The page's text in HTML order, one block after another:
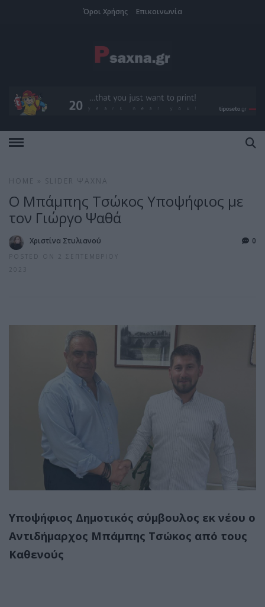
Όροι Χρήσης Επικοινωνία
HOME SLIDER ΨΑΧΝΆ
Ο Μπάμπης Τσώκος Υποψήφιος με
τον Γιώργο Ψαθά
Χριστίνα Στυλιανού
POSTED ON 2 ΣΕΠΤΕΜΒΡΊΟΥ
2023
0
Υποψήφιος Δημοτικός σύμβουλος εκ νέου ο
Αντιδήμαρχος Μπάμπης Τσώκος από τους
Καθενούς